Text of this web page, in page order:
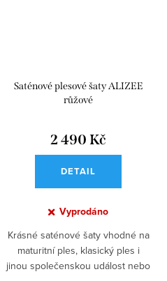
Saténové plesové šaty ALIZEE
růžové
2 490 Kč
DETAIL
Vyprodáno
Krásné saténové šaty vhodné na
maturitní ples, klasický ples i
jinou společenskou událost nebo